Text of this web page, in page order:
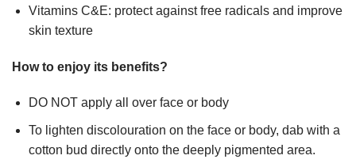
Vitamins C&E: protect against free radicals and improve
skin texture
How to enjoy its benefits?
DO NOT apply all over face or body
To lighten discolouration on the face or body, dab with a
cotton bud directly onto the deeply pigmented area.